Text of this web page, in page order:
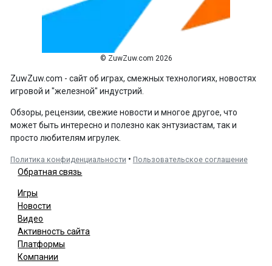
© ZuwZuw.com 2026
ZuwZuw.com - сайт об играх, смежных технологиях, новостях
игровой и "железной" индустрий.
Обзоры, рецензии, свежие новости и многое другое, что
может быть интересно и полезно как энтузиастам, так и
просто любителям игрулек.
Политика конфиденциальности • Пользовательское соглашение
Обратная связь
Игры
Новости
Видео
Активность сайта
Платформы
Компании